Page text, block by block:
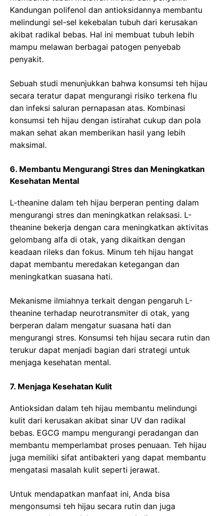
Kandungan polifenol dan antioksidannya membantu
melindungi sel-sel kekebalan tubuh dari kerusakan
akibat radikal bebas. Hal ini membuat tubuh lebih
mampu melawan berbagai patogen penyebab
penyakit.
Sebuah studi menunjukkan bahwa konsumsi teh hijau
secara teratur dapat mengurangi risiko terkena flu
dan infeksi saluran pernapasan atas. Kombinasi
konsumsi teh hijau dengan istirahat cukup dan pola
makan sehat akan memberikan hasil yang lebih
maksimal.
6. Membantu Mengurangi Stres dan Meningkatkan
Kesehatan Mental
L-theanine dalam teh hijau berperan penting dalam
mengurangi stres dan meningkatkan relaksasi. L-
theanine bekerja dengan cara meningkatkan aktivitas
gelombang alfa di otak, yang dikaitkan dengan
keadaan rileks dan fokus. Minum teh hijau hangat
dapat membantu meredakan ketegangan dan
meningkatkan suasana hati.
Mekanisme ilmiahnya terkait dengan pengaruh L-
theanine terhadap neurotransmiter di otak, yang
berperan dalam mengatur suasana hati dan
mengurangi stres. Konsumsi teh hijau secara rutin dan
terukur dapat menjadi bagian dari strategi untuk
menjaga kesehatan mental.
7. Menjaga Kesehatan Kulit
Antioksidan dalam teh hijau membantu melindungi
kulit dari kerusakan akibat sinar UV dan radikal
bebas. EGCG mampu mengurangi peradangan dan
membantu memperlambat proses penuaan. Teh hijau
juga memiliki sifat antibakteri yang dapat membantu
mengatasi masalah kulit seperti jerawat.
Untuk mendapatkan manfaat ini, Anda bisa
mengonsumsi teh hijau secara rutin dan juga